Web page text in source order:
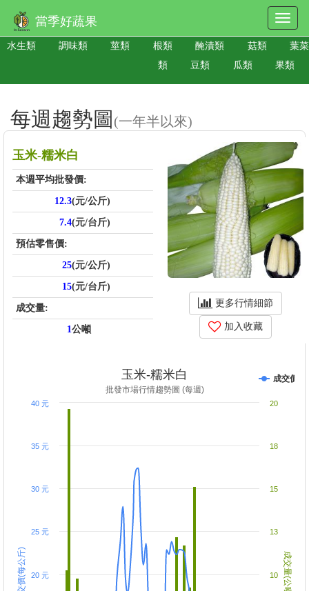
當季好蔬果
水生類 調味類 莖類 根類 醃漬類 菇類
葉菜
類
豆類 瓜類 果類
每週趨勢圖 (一年半以來)
玉米-糯米白
本週平均批發價:
12.3(元/公斤)
7.4(元/台斤)
預估零售價:
25(元/公斤)
15(元/台斤)
成交量:
1公噸
更多行情細節
加入收藏
成交價(每公斤) 成交量(公噸)
玉米-糯米白
批發市場行情趨勢圖 (每週)
成交價
20 元
25 元
30 元
35 元
40 元
10
13
15
18
20